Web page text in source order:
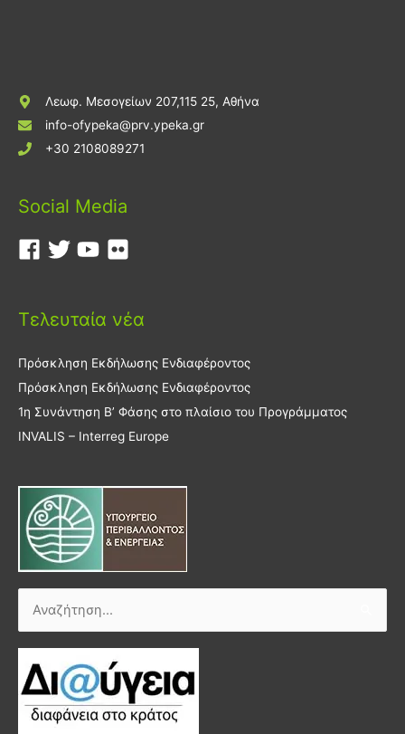
Λεωφ. Μεσογείων 207,115 25, Αθήνα
info-ofypeka@prv.ypeka.gr
+30 2108089271
Social Media
Τελευταία νέα
Πρόσκληση Εκδήλωσης Ενδιαφέροντος
Πρόσκληση Εκδήλωσης Ενδιαφέροντος
1η Συνάντηση Β’ Φάσης στο πλαίσιο του Προγράμματος
INVALIS – Interreg Europe
Αναζήτηση